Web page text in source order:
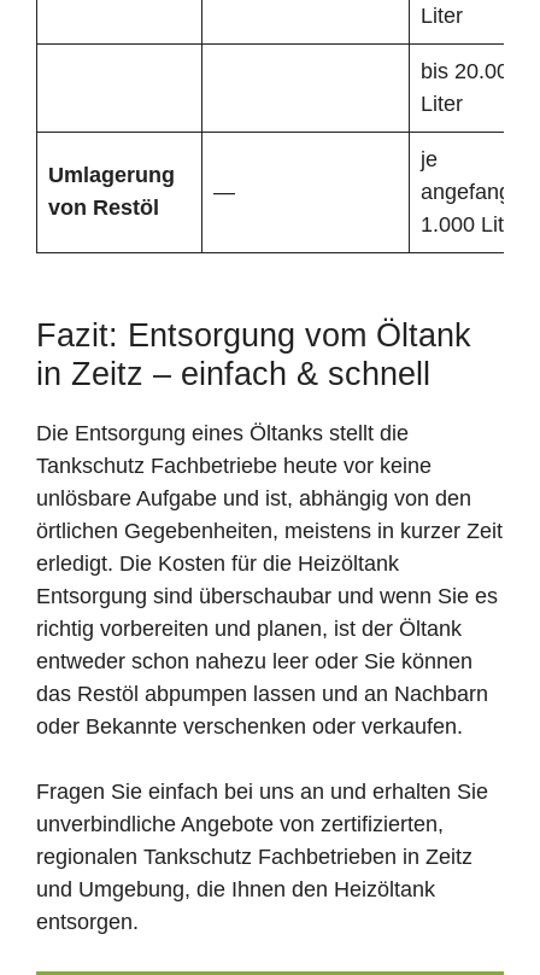
Liter
bis 20.000
Liter
Umlagerung
von Restöl
—
je
1.000 Liter
Fazit: Entsorgung vom Öltank
in Zeitz – einfach & schnell
Die Entsorgung eines Öltanks stellt die
Tankschutz Fachbetriebe heute vor keine
unlösbare Aufgabe und ist, abhängig von den
örtlichen Gegebenheiten, meistens in kurzer Zeit
erledigt. Die Kosten für die Heizöltank
Entsorgung sind überschaubar und wenn Sie es
richtig vorbereiten und planen, ist der Öltank
entweder schon nahezu leer oder Sie können
das Restöl abpumpen lassen und an Nachbarn
oder Bekannte verschenken oder verkaufen.
Fragen Sie einfach bei uns an und erhalten Sie
unverbindliche Angebote von zertifizierten,
regionalen Tankschutz Fachbetrieben in Zeitz
und Umgebung, die Ihnen den Heizöltank
entsorgen.